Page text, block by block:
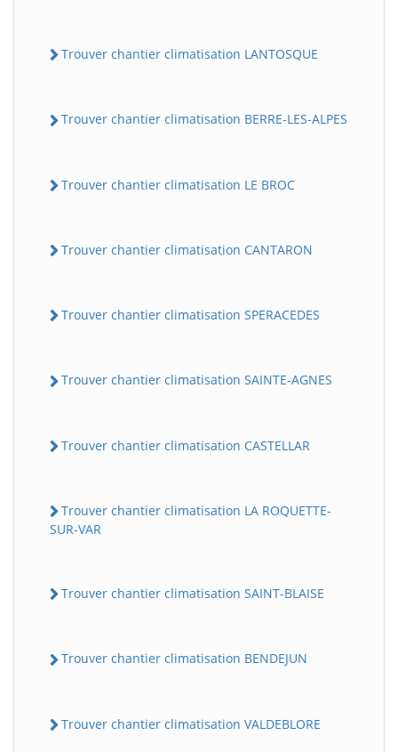
Trouver chantier climatisation LANTOSQUE
Trouver chantier climatisation BERRE-LES-ALPES
Trouver chantier climatisation LE BROC
Trouver chantier climatisation CANTARON
Trouver chantier climatisation SPERACEDES
Trouver chantier climatisation SAINTE-AGNES
Trouver chantier climatisation CASTELLAR
Trouver chantier climatisation LA ROQUETTE-
SUR-VAR
Trouver chantier climatisation SAINT-BLAISE
Trouver chantier climatisation BENDEJUN
Trouver chantier climatisation VALDEBLORE